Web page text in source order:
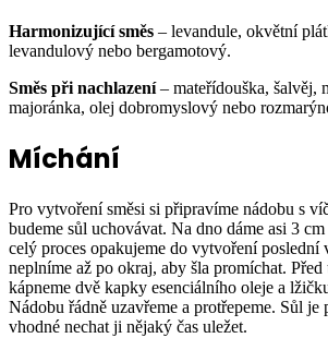
Harmonizující směs – levandule, okvětní
levandulový nebo bergamotový.
Směs při nachlazení– mateřídouška, šalvěj,
majoránka, olej dobromyslový nebo
Míchání
Pro vytvoření směsi si připravíme nádobu s
budeme sůl uchovávat. Na dno dáme asi 3
celý proces opakujeme do vytvoření poslední
neplníme až po okraj, aby šla promíchat. Před
kápneme dvě kapky esenciálního oleje a
Nádobu řádně uzavřeme a protřepeme. Sůl je
vhodné nechat ji nějaký čas uležet.